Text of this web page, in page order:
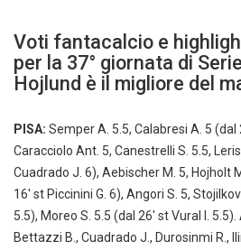
Voti fantacalcio e
per la 37° giornata di
Hojlund è il migliore del
PISA: Semper A. 5.5, Calabresi A. 5 (dal
Caracciolo Ant. 5, Canestrelli S. 5.5,
Cuadrado J. 6), Aebischer M. 5, Hojholt
16′ st Piccinini G. 6), Angori S. 5,
5.5), Moreo S. 5.5 (dal 26′ st Vural I. 5.5).
Bettazzi B., Cuadrado J., Durosinmi R.,